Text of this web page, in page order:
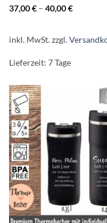
37,00€– 40,00€
inkl. MwSt.zzgl.
Lieferzeit: 7 Tage